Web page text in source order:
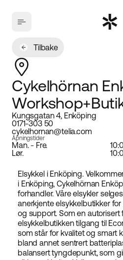
Tilbake
Cykelhörnan
Kungsgatan 4, Enköping
0171-303 50
cykelhornan@telia.com
Åpningstider
Man. - Fre.
Lør.
Elsykkel i Enköping.
i Enköping, Cykelhörnan
forhandler. Våre elsykler
anerkjente elsykkelbutikker
og support. Som en autorisert
elsykkelbutikken tilgang til
som står for kvalitet og smart
bland annet sentrert
balansert tyngdepunkt, som